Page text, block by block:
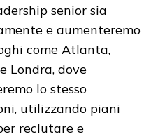
senior sia
e aumenteremo
come Atlanta,
Londra, dove
lo stesso
utilizzando piani
reclutare e